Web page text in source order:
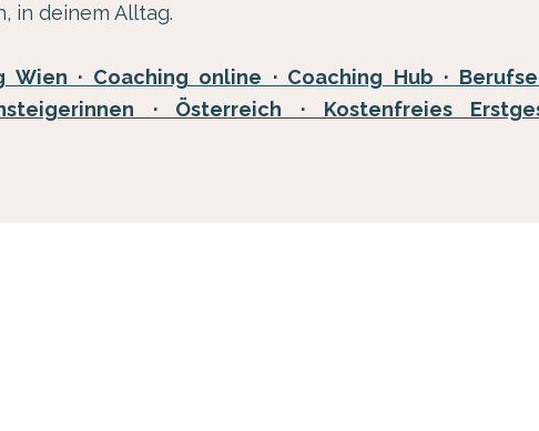
in deinem Alltag.
Wien · Coaching online · Coaching Hub ·
· Österreich · Kostenfreies